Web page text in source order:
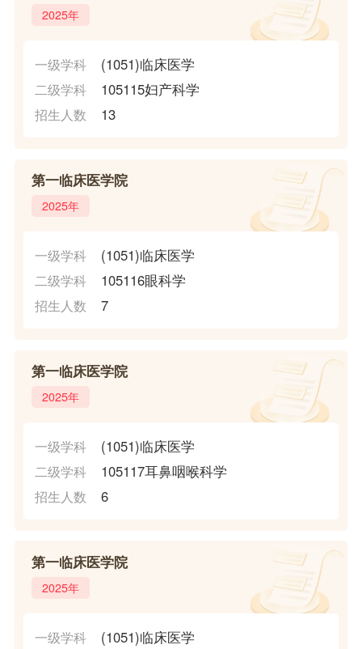
2025年
一级学科 (1051)临床医学
二级学科 105115妇产科学
招生人数 13
第一临床医学院
2025年
一级学科 (1051)临床医学
二级学科 105116眼科学
招生人数 7
第一临床医学院
2025年
一级学科 (1051)临床医学
二级学科 105117耳鼻咽喉科学
招生人数 6
第一临床医学院
2025年
一级学科 (1051)临床医学